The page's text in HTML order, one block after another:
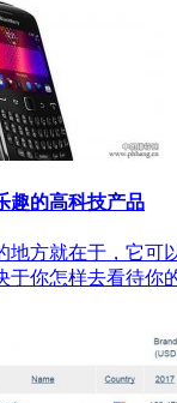
趣的高科技产品
地方就在于，它可
于你怎样去看待你